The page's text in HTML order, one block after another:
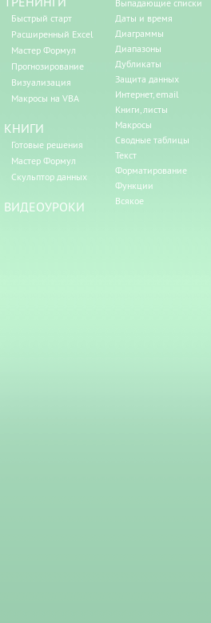
Быстрый старт
Расширенный Excel
Мастер Формул
Прогнозирование
Визуализация
Макросы на VBA
КНИГИ
Готовые решения
Мастер Формул
Скульптор данных
ВИДЕОУРОКИ
Выпадающие списки
Даты и время
Диаграммы
Диапазоны
Дубликаты
Защита данных
Интернет, email
Книги, листы
Макросы
Сводные таблицы
Текст
Форматирование
Функции
Всякое